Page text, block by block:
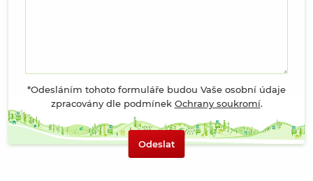
*Odesláním tohoto formuláře budou Vaše osobní údaje
zpracovány dle podmínek Ochrany soukromí.
Odeslat